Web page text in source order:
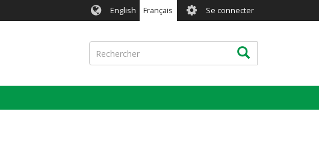
English Français User
account
menu
Se connecter
Rechercher Rechercher